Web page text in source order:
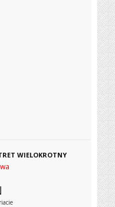
WIELOKROTNY